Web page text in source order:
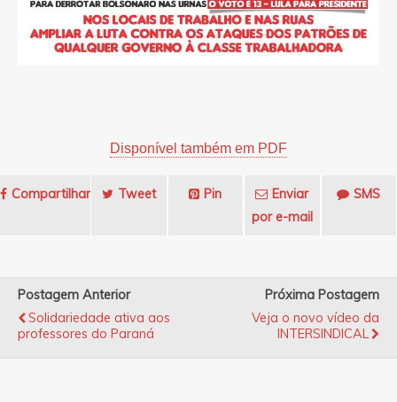
Disponível também em PDF
Compartilhar Tweet Pin
Enviar
por e-mail
SMS
Postagem Anterior
Solidariedade ativa aos
professores do Paraná
Próxima Postagem
Veja o novo vídeo da
INTERSINDICAL